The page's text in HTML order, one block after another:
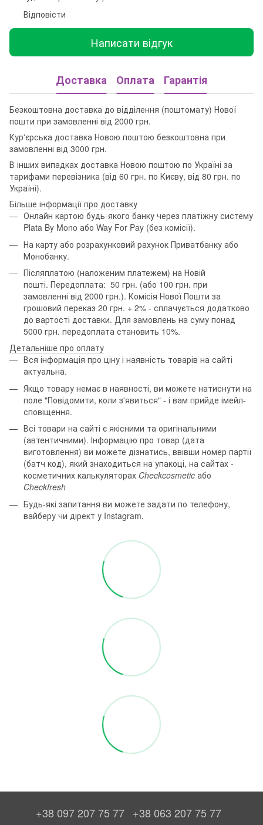
Відповісти
Написати відгук
Доставка Оплата Гарантія
Безкоштовна доставка до відділення (поштомату) Нової
пошти при замовленні від 2000 грн.
Кур'єрська доставка Новою поштою безкоштовна при
замовленні від 3000 грн.
В інших випадках доставка Новою поштою по Україні за
тарифами перевізника (від 60 грн. по Києву, від 80 грн. по
Україні).
Більше інформації про доставку
Онлайн картою будь-якого банку через платіжну систему
Plata By Mono або Way For Pay (без комісії).
На карту або розрахунковий рахунок Приватбанку або
Монобанку.
Післяплатою (наложеним платежем) на Новій
пошті. Передоплата: 50 грн. (або 100 грн. при
замовленні від 2000 грн.). Комісія Нової Пошти за
грошовий переказ 20 грн. + 2% - сплачується додатково
до вартості доставки. Для замовлень на суму понад
5000 грн. передоплата становить 10%.
Детальніше про оплату
Вся інформація про ціну і наявність товарів на сайті
актуальна.
Якщо товару немає в наявності, ви можете натиснути на
поле "Повідомити, коли з'явиться" - і вам прийде імейл-
сповіщення.
Всі товари на сайті є якісними та оригінальними
(автентичними). Інформацію про товар (дата
виготовлення) ви можете дізнатись, ввівши номер партії
(батч код), який знаходиться на упакоці, на сайтах -
косметичних калькуляторах Checkcosmetic або
Checkfresh
Будь-які запитання ви можете задати по телефону,
вайберу чи дірект у Instagram.
+38 097 207 75 77 +38 063 207 75 77